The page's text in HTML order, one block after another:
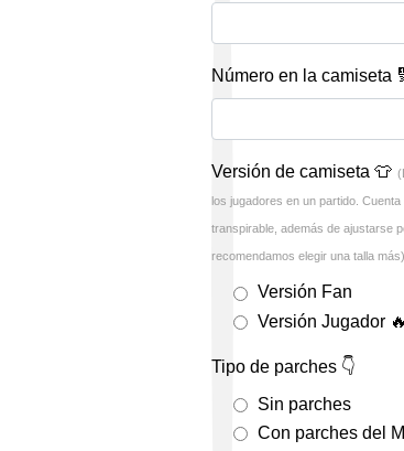
Número en la camiseta
Versión de camiseta 👕
los jugadores en un partido.
transpirable, además de ajustarse
recomendamos elegir una talla más).
Versión Fan
Versión Jugador 🔥
Tipo de parches 👇
Sin parches
Con parches del